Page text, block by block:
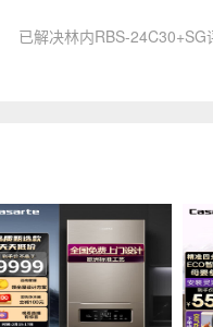
已解决林内RBS-